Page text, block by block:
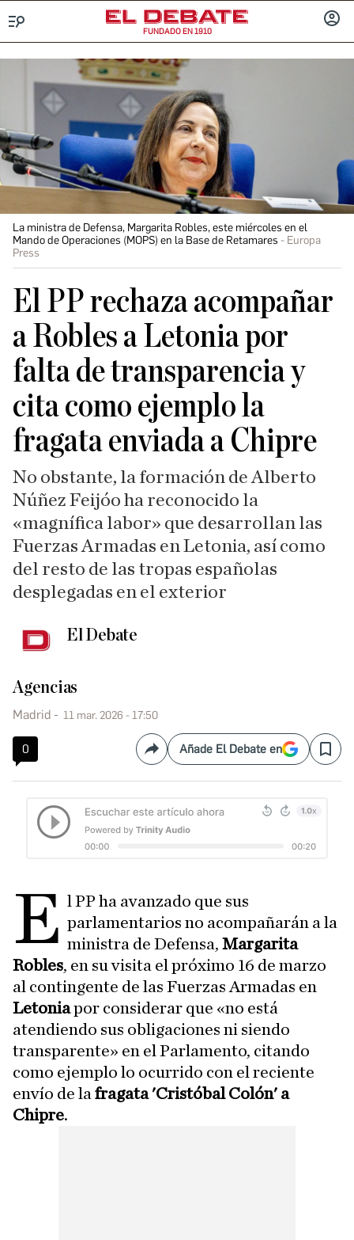
FUNDADO EN 1910
La ministra de Defensa, Margarita Robles, este miércoles en el
Mando de Operaciones (MOPS) en la Base de Retamares
Europa
Press
El PP rechaza acompañar
a Robles a Letonia por
falta de transparencia y
cita como ejemplo la
fragata enviada a Chipre
No obstante, la formación de Alberto
Núñez Feijóo ha reconocido la
«magnífica labor» que desarrollan las
Fuerzas Armadas en Letonia, así como
del resto de las tropas españolas
desplegadas en el exterior
El Debate
Agencias
Madrid 11 mar. 2026 - 17:50
0 CompartirAñade El Debate en Save
E l PP ha avanzado que sus
parlamentarios no acompañarán a la
ministra de Defensa,Margarita
Robles, en su visita el próximo 16 de marzo
al contingente de las Fuerzas Armadas en
Letoniapor considerar que «no está
atendiendo sus obligaciones ni siendo
transparente» en el Parlamento, citando
como ejemplo lo ocurrido con el reciente
envío de la fragata 'Cristóbal Colón' a
Chipre.